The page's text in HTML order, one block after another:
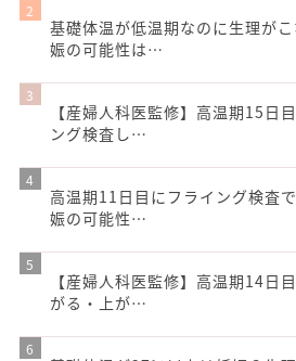
基礎体温が低温期なのに生理が
娠の可能性は…
【産婦人科医監修】高温期15日
ング検査し…
高温期11日目にフライング検査
娠の可能性…
【産婦人科医監修】高温期14日
がる・上が…